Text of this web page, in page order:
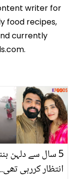
writer for
food recipes,
currently
5 سال سے دلہن
انتظار کررہی